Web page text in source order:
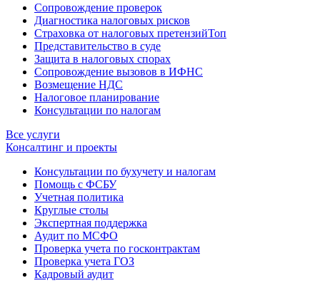
Сопровождение проверок
Диагностика налоговых рисков
Страховка от налоговых претензийТоп
Представительство в суде
Защита в налоговых спорах
Сопровождение вызовов в ИФНС
Возмещение НДС
Налоговое планирование
Консультации по налогам
Все услуги
Консалтинг и проекты
Консультации по бухучету и налогам
Помощь с ФСБУ
Учетная политика
Круглые столы
Экспертная поддержка
Аудит по МСФО
Проверка учета по госконтрактам
Проверка учета ГОЗ
Кадровый аудит